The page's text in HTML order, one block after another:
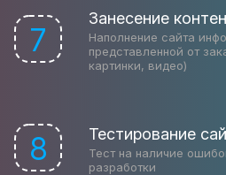
7
Занесение
Наполнение сайта
представленной от
картинки, видео)
8 Тестирование
Тест на наличие
разработки